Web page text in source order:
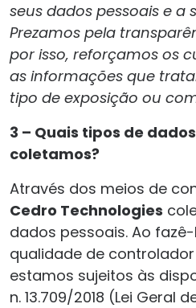
seus dados pessoais e a
Prezamos pela
por isso, reforçamos os
as informações que
tipo de exposição ou
3 – Quais tipos de
coletamos?
Através dos meios de
Cedro Technologies
dados pessoais. Ao
qualidade de
estamos sujeitos às
n. 13.709/2018 (Lei Geral